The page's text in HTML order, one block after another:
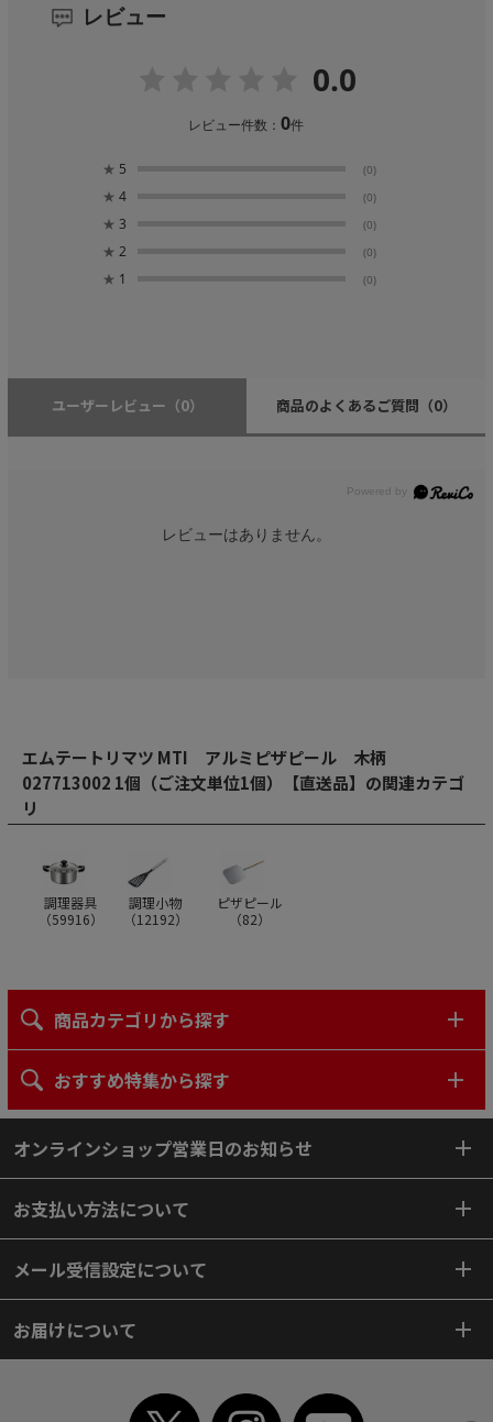
レビュー
0.0
レビュー件数：0件
★ 5 (0)
★ 4 (0)
★ 3 (0)
★ 2 (0)
★ 1 (0)
ユーザーレビュー （0） 商品のよくあるご質問 （0）
レビューはありません。
エムテートリマツ MTI アルミピザピール 木柄
027713002 1個（ご注文単位1個）【直送品】の関連カテゴ
リ
調理器具
（59916）
調理小物
（12192）
ピザピール
（82）
商品カテゴリから探す
おすすめ特集から探す
オンラインショップ営業日のお知らせ
お支払い方法について
メール受信設定について
お届けについて